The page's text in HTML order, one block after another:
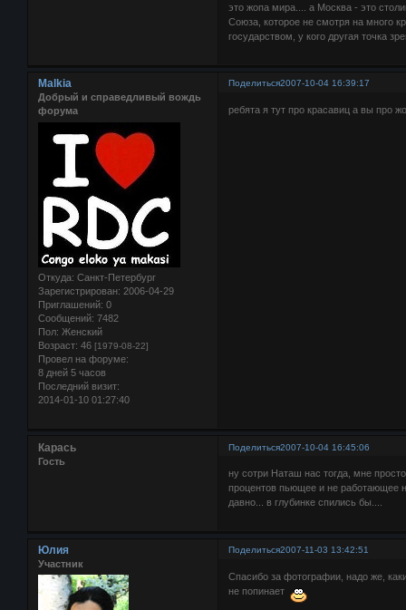
это жопа мира.... а Москва - это
Союза, которое не смотря на много
государством, у кого другая точка
Поделиться2007-10-04 16:39:17
Malkia
Добрый и справедливый вождь
форума
Откуда: Санкт-Петербург
Зарегистрирован: 2006-04-29
Приглашений: 0
Сообщений: 7482
Пол: Женский
Возраст: 46 [1979-08-22]
Провел на форуме:
8 дней 5 часов
Последний визит:
2014-01-10 01:27:40
ребята я тут про красавиц а вы про
Поделиться2007-10-04 16:45:06
Карась
Гость
ну сотри Наташ нас тогда, мне
процентов пьющее и не работающее
давно... в глубинке спились бы....
Поделиться2007-11-03 13:42:51
Юлия
Участник
Спасибо за фотографии, надо же,
не попинает